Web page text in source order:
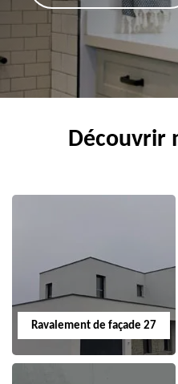
Découvrir
Ravalement de façade 27